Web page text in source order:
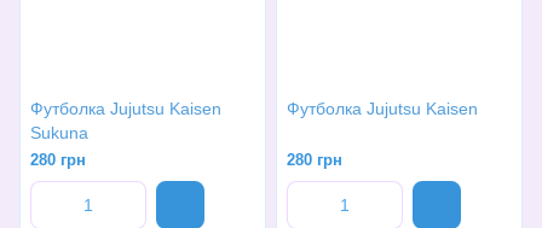
Футболка Jujutsu Kaisen
Sukuna
280 грн
Футболка Jujutsu Kaisen
280 грн